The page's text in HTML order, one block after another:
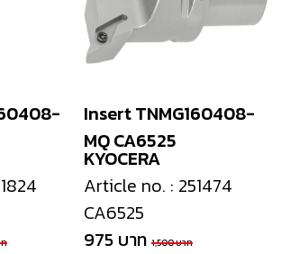
KYOCERA
Insert TNMG160408-
MQ CA6525
Article no. : 251474
CA6525
975 บาท 1,500 บาท